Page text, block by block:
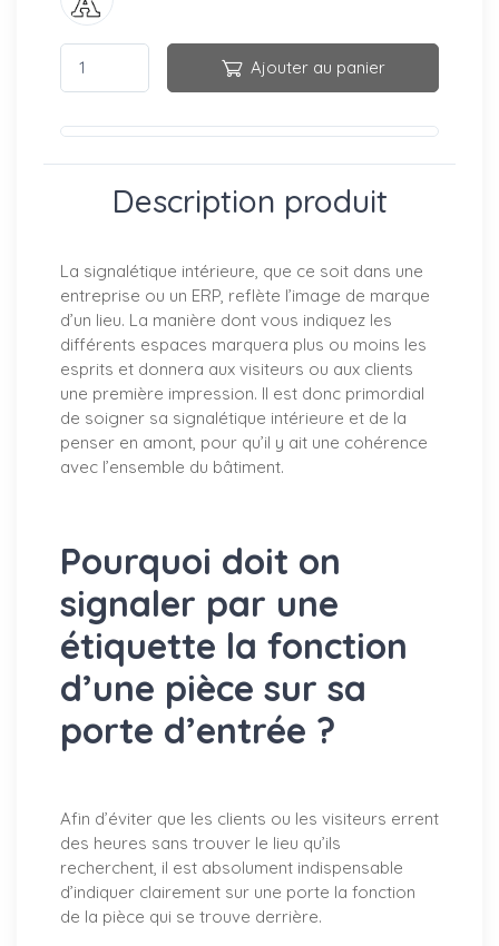
Ajouter au panier
Description produit
La signalétique intérieure, que ce soit dans une
entreprise ou un ERP, reflète l’image de marque
d’un lieu. La manière dont vous indiquez les
différents espaces marquera plus ou moins les
esprits et donnera aux visiteurs ou aux clients
une première impression. Il est donc primordial
de soigner sa signalétique intérieure et de la
penser en amont, pour qu’il y ait une cohérence
avec l’ensemble du bâtiment.
Pourquoi doit on
signaler par une
étiquette la fonction
d’une pièce sur sa
porte d’entrée ?
Afin d’éviter que les clients ou les visiteurs errent
des heures sans trouver le lieu qu’ils
recherchent, il est absolument indispensable
d’indiquer clairement sur une porte la fonction
de la pièce qui se trouve derrière.